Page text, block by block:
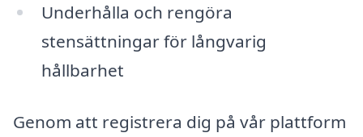
Underhålla och rengöra
stensättningar för långvarig
hållbarhet
Genom att registrera dig på vår plattform